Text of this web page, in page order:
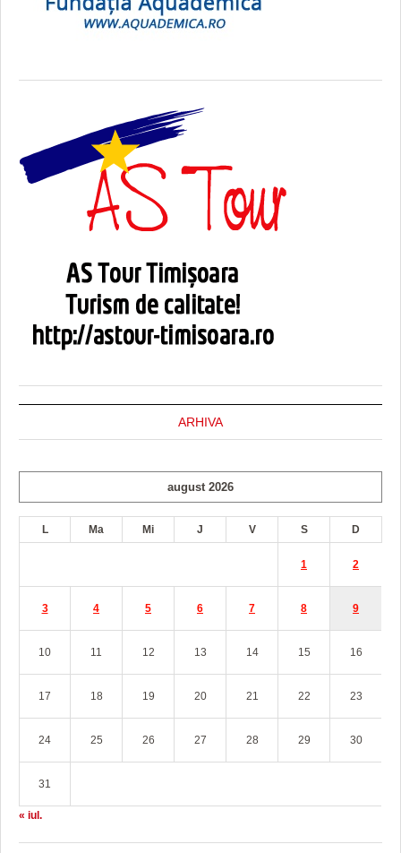
ARHIVA
august 2026
L Ma Mi J V S D
1 2
3 4 5 6 7 8 9
10 11 12 13 14 15 16
17 18 19 20 21 22 23
24 25 26 27 28 29 30
31
« iul.